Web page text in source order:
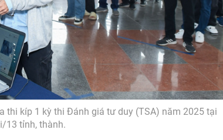
thi kíp 1 kỳ thi Đánh giá tư duy (TSA) năm 2025 tại
13 tỉnh, thành.